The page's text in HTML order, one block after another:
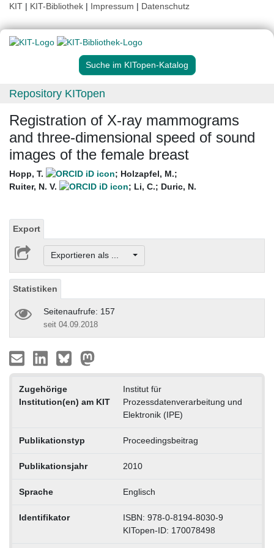
KIT | KIT-Bibliothek | Impressum | Datenschutz
Suche im KITopen-Katalog
Repository KITopen
Registration of X-ray mammograms
and three-dimensional speed of sound
images of the female breast
Hopp, T. ; Holzapfel, M.;
Ruiter, N. V.
; Li, C.; Duric, N.
Export
Exportieren als ...
Statistiken
Seitenaufrufe: 157
seit 04.09.2018
Zugehörige
Institution(en) am KIT
Institut für
Prozessdatenverarbeitung und
Elektronik (IPE)
Publikationstyp Proceedingsbeitrag
Publikationsjahr 2010
Sprache Englisch
Identifikator
ISBN: 978-0-8194-8030-9
KITopen-ID: 170078498